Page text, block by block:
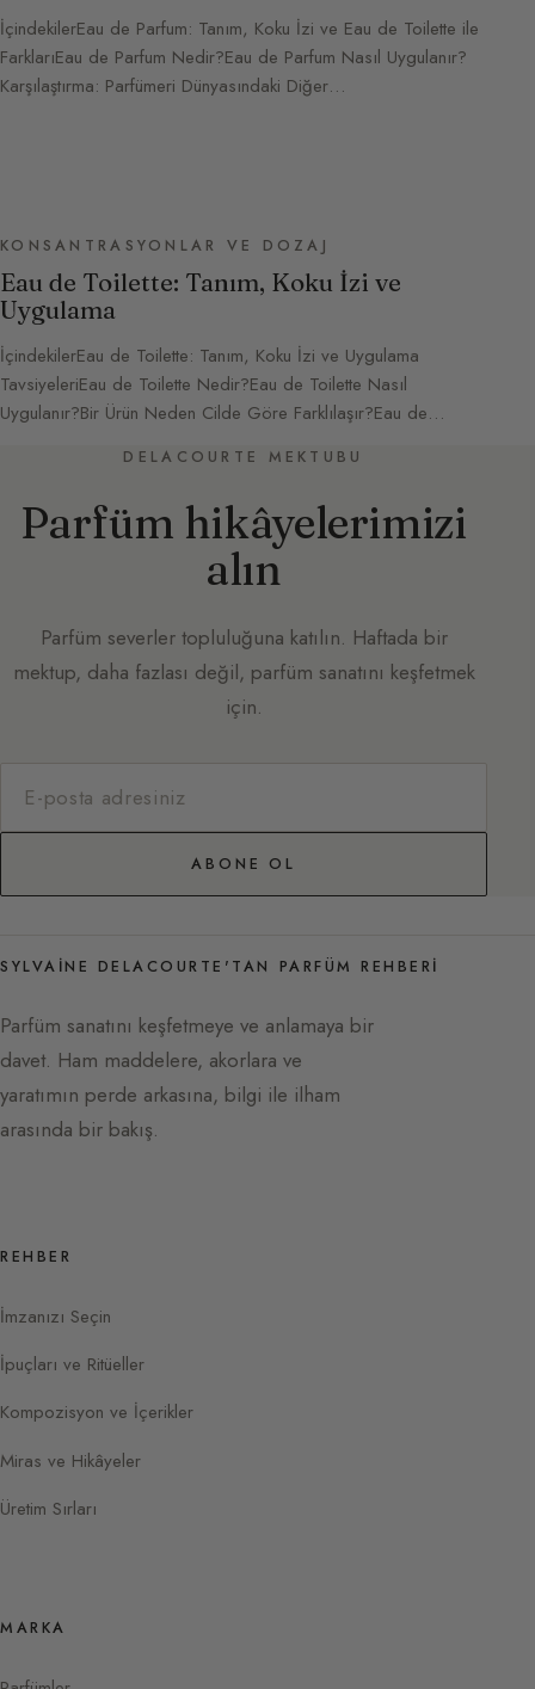
İçindekilerEau de Parfum: Tanım, Koku İzi ve Eau de Toilette ile
FarklarıEau de Parfum Nedir?Eau de Parfum Nasıl Uygulanır?
Karşılaştırma: Parfümeri Dünyasındaki Diğer…
KONSANTRASYONLAR VE DOZAJ
Eau de Toilette: Tanım, Koku İzi ve
Uygulama
İçindekilerEau de Toilette: Tanım, Koku İzi ve Uygulama
TavsiyeleriEau de Toilette Nedir?Eau de Toilette Nasıl
Uygulanır?Bir Ürün Neden Cilde Göre Farklılaşır?Eau de…
DELACOURTE MEKTUBU
Parfüm hikâyelerimizi
alın
Parfüm severler topluluğuna katılın. Haftada bir
mektup, daha fazlası değil, parfüm sanatını keşfetmek
için.
ABONE OL
SYLVAINE DELACOURTE'TAN PARFÜM REHBERI
Parfüm sanatını keşfetmeye ve anlamaya bir
davet. Ham maddelere, akorlara ve
yaratımın perde arkasına, bilgi ile ilham
arasında bir bakış.
REHBER
İmzanızı Seçin
İpuçları ve Ritüeller
Kompozisyon ve İçerikler
Miras ve Hikâyeler
Üretim Sırları
MARKA